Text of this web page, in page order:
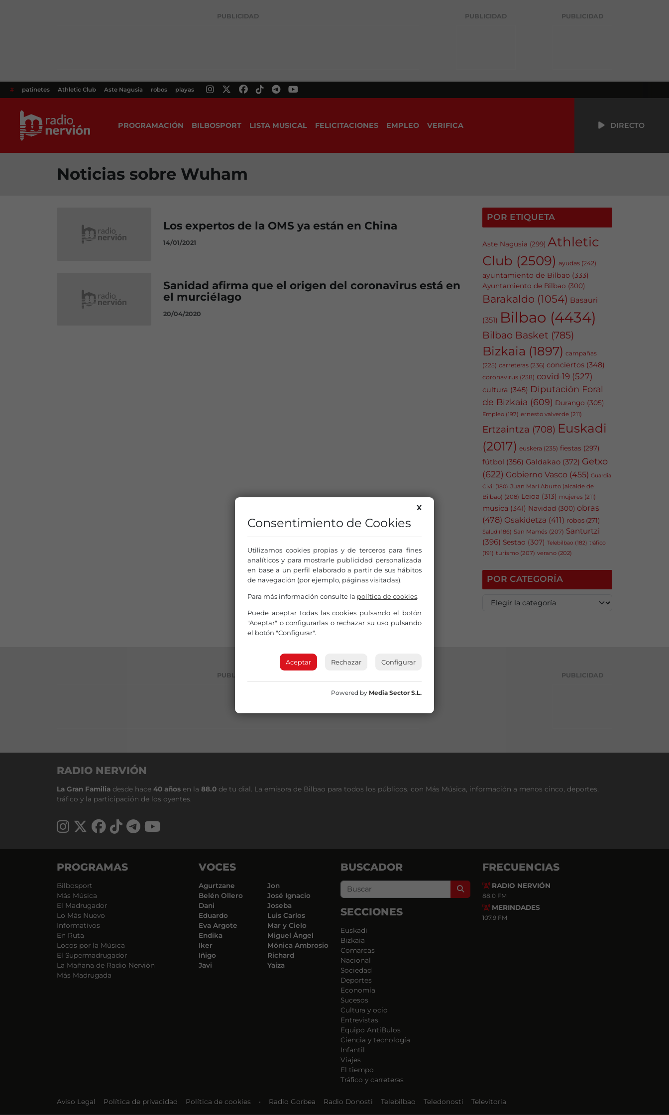
PUBLICIDAD PUBLICIDAD PUBLICIDAD
# patinetes Athletic Club Aste Nagusia robos playas
PROGRAMACIÓN BILBOSPORT LISTA MUSICAL FELICITACIONES EMPLEO VERIFICA DIRECTO
Noticias sobre Wuham
Los expertos de la OMS ya están en China
14/01/2021
Sanidad afirma que el origen del coronavirus está en
el murciélago
20/04/2020
POR ETIQUETA
Aste Nagusia (299) Athletic
Club (2509) ayudas (242)
ayuntamiento de Bilbao (333)
Ayuntamiento de Bilbao (300)
Barakaldo (1054) Basauri
(351) Bilbao (4434)
Bilbao Basket (785)
Bizkaia (1897) campañas
(225) carreteras (236) conciertos (348)
coronavirus (238) covid-19 (527)
cultura (345) Diputación Foral
de Bizkaia (609) Durango (305)
Empleo (197) ernesto valverde (211)
Ertzaintza (708) Euskadi
(2017) euskera (235) fiestas (297)
fútbol (356) Galdakao (372) Getxo
(622) Gobierno Vasco (455) Guardia
Civil (180) Juan Mari Aburto (alcalde de
Bilbao) (208) Leioa (313) mujeres (211)
musica (341) Navidad (300) obras
(478) Osakidetza (411) robos (271)
Salud (186) San Mamés (207) Santurtzi
(396) Sestao (307) Telebilbao (182) tráfico
(191) turismo (207) verano (202)
POR CATEGORÍA
PUBLICIDAD PUBLICIDAD
RADIO NERVIÓN
La Gran Familia desde hace 40 años en la 88.0 de tu dial. La emisora de Bilbao para todos los públicos, con Más Música, información a menos cinco, deportes,
tráfico y la participación de los oyentes.
PROGRAMAS
Bilbosport
Más Música
El Madrugador
Lo Más Nuevo
Informativos
En Ruta
Locos por la Música
El Supermadrugador
La Mañana de Radio Nervión
Más Madrugada
VOCES
Agurtzane
Belén Ollero
Dani
Eduardo
Eva Argote
Endika
Iker
Iñigo
Javi
Jon
José Ignacio
Joseba
Luis Carlos
Mar y Cielo
Miguel Ángel
Mónica Ambrosio
Richard
Yaiza
BUSCADOR
Search
SECCIONES
Euskadi
Bizkaia
Comarcas
Nacional
Sociedad
Deportes
Economía
Sucesos
Cultura y ocio
Entrevistas
Equipo AntiBulos
Ciencia y tecnología
Infantil
Viajes
El tiempo
Tráfico y carreteras
FRECUENCIAS
RADIO NERVIÓN
88.0 FM
MERINDADES
107.9 FM
Aviso Legal Política de privacidad Política de cookies • Radio Gorbea Radio Donosti Telebilbao Teledonosti Televitoria
X
Consentimiento de Cookies
Utilizamos cookies propias y de terceros para fines
analíticos y para mostrarle publicidad personalizada
en base a un perfil elaborado a partir de sus hábitos
de navegación (por ejemplo, páginas visitadas).
Para más información consulte la política de cookies.
Puede aceptar todas las cookies pulsando el botón
"Aceptar" o configurarlas o rechazar su uso pulsando
el botón "Configurar".
Aceptar Rechazar Configurar
Powered by Media Sector S.L.